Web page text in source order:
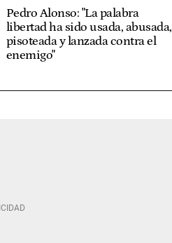
Pedro Alonso: "La palabra
libertad ha sido usada, abusada,
pisoteada y lanzada contra el
enemigo"